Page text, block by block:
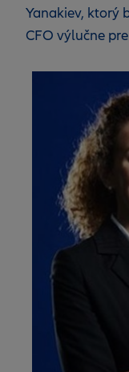
Yanakiev, ktorý
CFO výlučne